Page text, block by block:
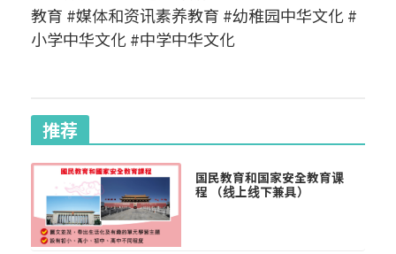
教育 #媒体和资讯素养教育 #幼稚园中华文化 #
小学中华文化 #中学中华文化
推荐
国民教育和国家安全教育课
程 （线上线下兼具）